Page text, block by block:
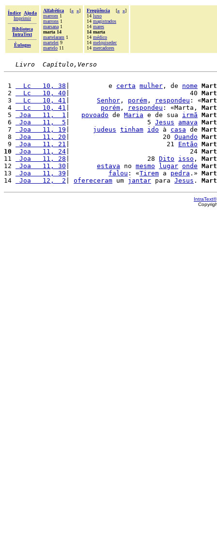
Índice
Ajuda
Imprimir
Biblioteca
IntraText
Èulogos
Alfabética [« »]
marrom 1
marrons 1
marsana 1
marta 14
martelaram 1
martelei 9
martelo 11
Freqüência [« »]
14 luxo
14 magistrados
14 mares
14 marta
14 médico
14 melquisedec
14 mercadores
Livro  Capítulo,Verso
1
  Lc   10, 38
|          e certa mulher , de nome
2
  Lc   10, 40
|                               40
3
  Lc   10, 41
Senhor , porém , respondeu : «
4
  Lc   10, 41
porém , respondeu : «Marta,
5
Joa   11,  1 povoado de Maria e de sua irmã
6
Joa   11,  5 |                    5 Jesus amava
7
Joa   11, 19 judeus tinham ido à casa de
8
Joa   11, 20 |                        20 Quando
9
Joa   11, 21 |                         21 Então
10
Joa   11, 24 |                               24
11
Joa   11, 28 |                    28 Dito isso ,
12
Joa   11, 30 estava no mesmo lugar onde
13
Joa   11, 39 falou : «Tirem a pedra .»
14
Joa   12,  2 ofereceram um jantar para Jesus .
IntraText®